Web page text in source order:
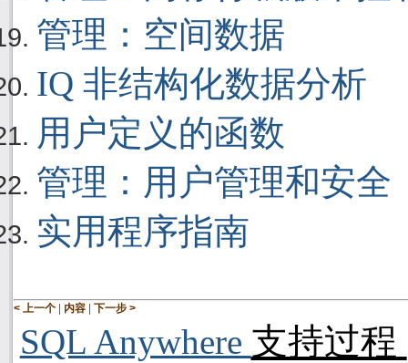
管理：空间数据
IQ 非结构化数据分析
用户定义的函数
管理：用户管理和安全
实用程序指南
< 上一个 | 内容 | 下一步 >
SQL Anywhere 支持过程